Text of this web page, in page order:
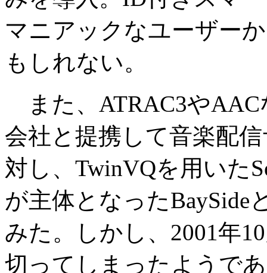
マニアックなユーザー
もしれない。
また、ATRAC3や
会社と提携して音楽配
対し、TwinVQを用いた
が主体となったBaySide
みた。しかし、2001年
切ってしまったようで